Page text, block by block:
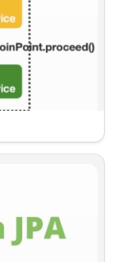
에도 의존하고 있다.
DIP(추상또는부모클
층) 코드에 영향을 준
정상적으로 작동하